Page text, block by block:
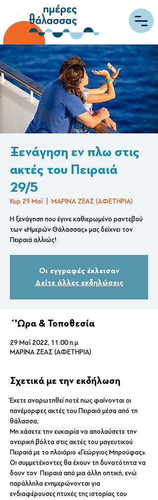
Ξενάγηση εν πλω στις
ακτές του Πειραιά
29/5
Κυρ 29 Μαΐ
  |
ΜΑΡΙΝΑ ΖΕΑΣ (ΑΦΕΤΗΡΙΑ)
Η ξενάγηση που έγινε καθιερωμένο ραντεβού
των «Ημερών Θάλασσας» μας δείχνει τον
Οι εγγραφές έκλεισαν
Δείτε άλλες εκδηλώσεις
΄'Ωρα & Τοποθεσία
29 Μαΐ 2022, 11:00 π.μ.
ΜΑΡΙΝΑ ΖΕΑΣ (ΑΦΕΤΗΡΙΑ)
Σχετικά με την εκδήλωση
Έχετε αναρωτηθεί ποτέ πως φαίνονται οι
πανέμορφες ακτές του Πειραιά μέσα από τη
θάλασσα;
Μη χάσετε την ευκαιρία να απολαύσετε την
ονειρική βόλτα στις ακτές του μαγευτικού
Πειραιά με το πλοιάριο «Γεώργιος Μπρούφας».
Οι συμμετέχοντες θα έχουν τη δυνατότητα να
δουν τον  Πειραιά από μια άλλη οπτική, ενώ
παράλληλα ενημερώνονται για
ενδιαφέρουσες πτυχές της ιστορίας του